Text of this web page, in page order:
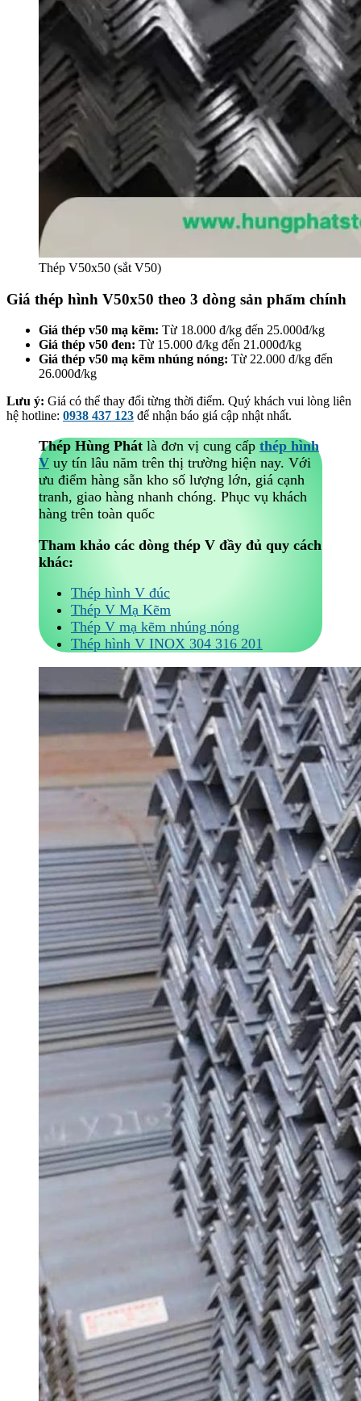
Thép V50x50 (sắt V50)
Giá thép hình V50x50 theo 3 dòng sản phẩm chính
Giá thép v50 mạ kẽm: Từ 18.000 đ/kg đến 25.000đ/kg
Giá thép v50 đen: Từ 15.000 đ/kg đến 21.000đ/kg
Giá thép v50 mạ kẽm nhúng nóng: Từ 22.000 đ/kg đến
26.000đ/kg
Lưu ý: Giá có thể thay đổi từng thời điểm. Quý khách vui lòng liên
hệ hotline: 0938 437 123 để nhận báo giá cập nhật nhất.
Thép Hùng Phát là đơn vị cung cấp thép hình
V uy tín lâu năm trên thị trường hiện nay. Với
ưu điểm hàng sẵn kho số lượng lớn, giá cạnh
tranh, giao hàng nhanh chóng. Phục vụ khách
hàng trên toàn quốc
Tham khảo các dòng thép V đầy đủ quy cách
khác:
Thép hình V đúc
Thép V Mạ Kẽm
Thép V mạ kẽm nhúng nóng
Thép hình V INOX 304 316 201